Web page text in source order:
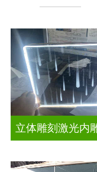
立体雕刻激光内